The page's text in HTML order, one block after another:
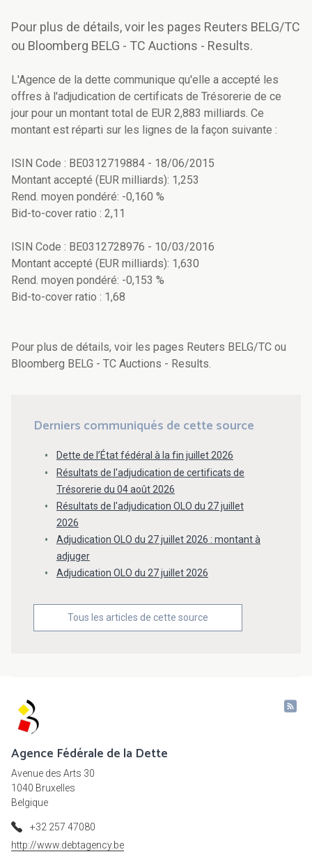
Pour plus de détails, voir les pages Reuters BELG/TC
ou Bloomberg BELG - TC Auctions - Results.
L'Agence de la dette communique qu'elle a accepté les
offres à l'adjudication de certificats de Trésorerie de ce
jour pour un montant total de EUR 2,883 milliards. Ce
montant est réparti sur les lignes de la façon suivante :
ISIN Code : BE0312719884 - 18/06/2015
Montant accepté (EUR milliards): 1,253
Rend. moyen pondéré: -0,160 %
Bid-to-cover ratio : 2,11
ISIN Code : BE0312728976 - 10/03/2016
Montant accepté (EUR milliards): 1,630
Rend. moyen pondéré: -0,153 %
Bid-to-cover ratio : 1,68
Pour plus de détails, voir les pages Reuters BELG/TC ou
Bloomberg BELG - TC Auctions - Results.
Derniers communiqués de cette source
Dette de l’État fédéral à la fin juillet 2026
Résultats de l'adjudication de certificats de
Trésorerie du 04 août 2026
Résultats de l'adjudication OLO du 27 juillet
2026
Adjudication OLO du 27 juillet 2026 : montant à
adjuger
Adjudication OLO du 27 juillet 2026
Tous les articles de cette source
Agence Fédérale de la Dette
Avenue des Arts 30
1040 Bruxelles
Belgique
+32 257 47080
http://www.debtagency.be